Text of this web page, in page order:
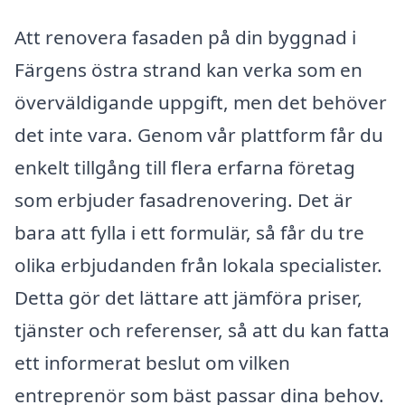
Att renovera fasaden på din byggnad i
Färgens östra strand kan verka som en
överväldigande uppgift, men det behöver
det inte vara. Genom vår plattform får du
enkelt tillgång till flera erfarna företag
som erbjuder fasadrenovering. Det är
bara att fylla i ett formulär, så får du tre
olika erbjudanden från lokala specialister.
Detta gör det lättare att jämföra priser,
tjänster och referenser, så att du kan fatta
ett informerat beslut om vilken
entreprenör som bäst passar dina behov.